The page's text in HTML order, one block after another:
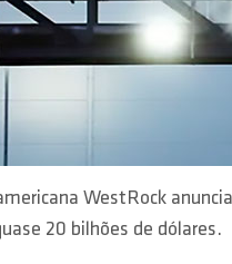
WestRock
20 bilhões de dólares.